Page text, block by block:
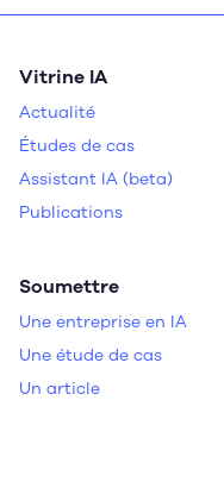
Vitrine IA
Actualité
Études de cas
Assistant IA (beta)
Publications
Soumettre
Une entreprise en IA
Une étude de cas
Un article